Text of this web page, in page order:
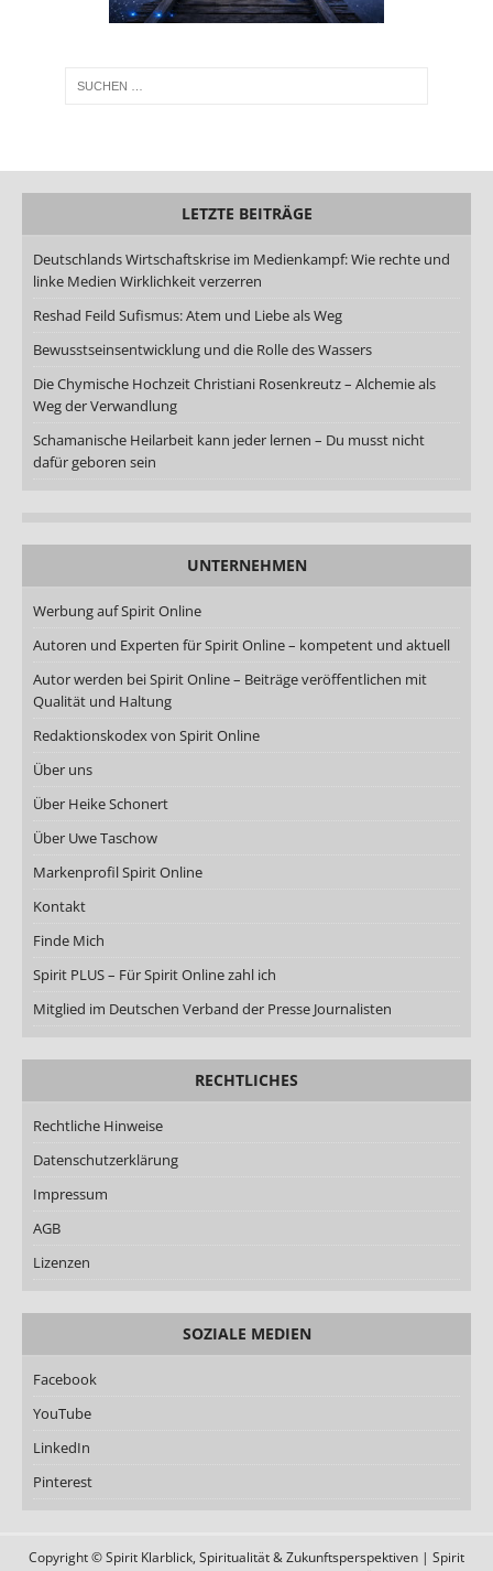
LETZTE BEITRÄGE
Deutschlands Wirtschaftskrise im Medienkampf: Wie rechte und
linke Medien Wirklichkeit verzerren
Reshad Feild Sufismus: Atem und Liebe als Weg
Bewusstseinsentwicklung und die Rolle des Wassers
Die Chymische Hochzeit Christiani Rosenkreutz – Alchemie als
Weg der Verwandlung
Schamanische Heilarbeit kann jeder lernen – Du musst nicht
dafür geboren sein
UNTERNEHMEN
Werbung auf Spirit Online
Autoren und Experten für Spirit Online – kompetent und aktuell
Autor werden bei Spirit Online – Beiträge veröffentlichen mit
Qualität und Haltung
Redaktionskodex von Spirit Online
Über uns
Über Heike Schonert
Über Uwe Taschow
Markenprofil Spirit Online
Kontakt
Finde Mich
Spirit PLUS – Für Spirit Online zahl ich
Mitglied im Deutschen Verband der Presse Journalisten
RECHTLICHES
Rechtliche Hinweise
Datenschutzerklärung
Impressum
AGB
Lizenzen
SOZIALE MEDIEN
Facebook
YouTube
LinkedIn
Pinterest
Copyright © Spirit Klarblick, Spiritualität & Zukunftsperspektiven | Spirit